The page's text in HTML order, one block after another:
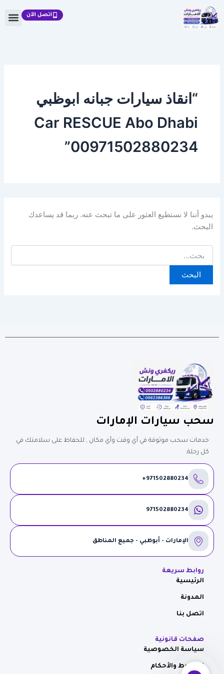
تخطي
إلى
المحتوى
اتصل الآن
“انقاذ سيارات جبانه ابوظبي
Car RESCUE Abo Dhabi
00971502880234”
يبدو أننا لا نستطيع العثور على ما تبحث عنه. ربما قد يساعدك
البحث.
عن:
سحب سيارات الإمارات
خدمات سحب موثوقة في أي وقت وأي مكان , للحفاظ على سلامتك في
كل رحلة.
971502880234+
971502880234
الإمارات - أبوظبي - جميع المناطق
روابط سريعة
الرئيسية
المدونة
اتصل بنا
صفحات قانونية
سياسة الخصوصية
الشروط والأحكام